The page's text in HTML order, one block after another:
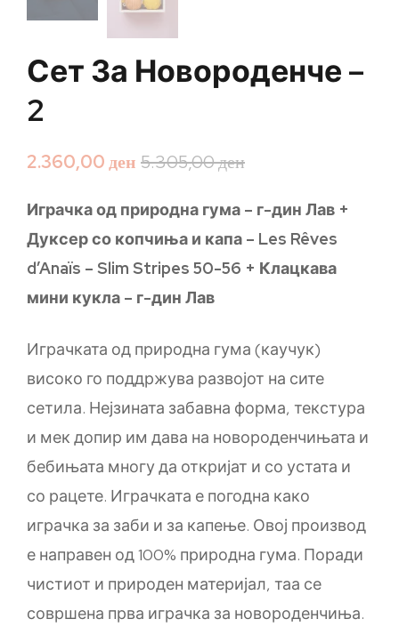
Сет За Новороденче –
2
5.305,00ден
2.360,00ден
Играчка од природна гума – г-дин Лав +
Дуксер со копчиња и капа – Les Rêves
d’Anaïs – Slim Stripes 50-56 + Клацкава
мини кукла – г-дин Лав
Играчката од природна гума (каучук)
високо го поддржува развојот на сите
сетила. Нејзината забавна форма, текстура
и мек допир им дава на новороденчињата и
бебињата многу да откријат и со устата и
со рацете. Играчката е погодна како
играчка за заби и за капење. Овој производ
е направен од 100% природна гума. Поради
чистиот и природен материјал, таа се
совршена прва играчка за новороденчиња.